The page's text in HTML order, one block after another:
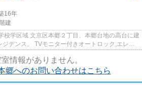
16年
建
校学区域 文京区本郷２丁目、本郷台地の高台に建
デンス。 TVモニター付きオートロック,エレベ
情報がありません。
郷へのお問い合わせはこちら